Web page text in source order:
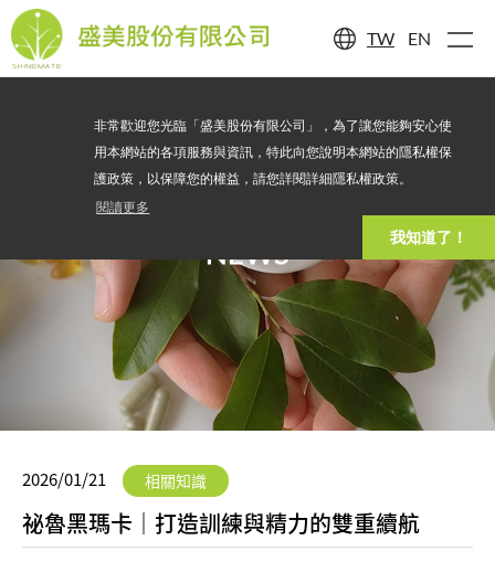
非常歡迎您光臨「盛美股份有限公司」，為了讓您能夠安心使
用本網站的各項服務與資訊，特此向您說明本網站的隱私權保
護政策，以保障您的權益，請您詳閱詳細隱私權政策。
閱讀更多
我知道了！
TW EN
NEWS
2026/01/21 相關知識
祕魯黑瑪卡｜打造訓練與精力的雙重續航